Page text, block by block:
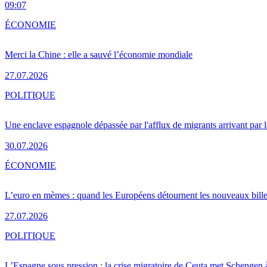
09:07
Merci la Chine : elle a sauvé l’économie mondiale
27.07.2026
ÉCONOMIE
Une enclave espagnole dépassée par l'afflux de migrants arrivant par
30.07.2026
POLITIQUE
L’euro en mèmes : quand les Européens détournent les nouveaux
27.07.2026
ÉCONOMIE
POLITIQUE